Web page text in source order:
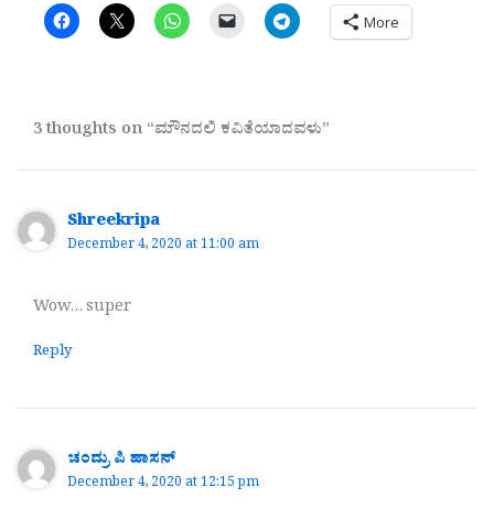
More
3 thoughts on “ಮೌನದಲಿ ಕವಿತೆಯಾದವಳು”
Shreekripa
December 4, 2020 at 11:00 am
Wow… super
Reply
ಚಂದ್ರು ಪಿ ಹಾಸನ್
December 4, 2020 at 12:15 pm